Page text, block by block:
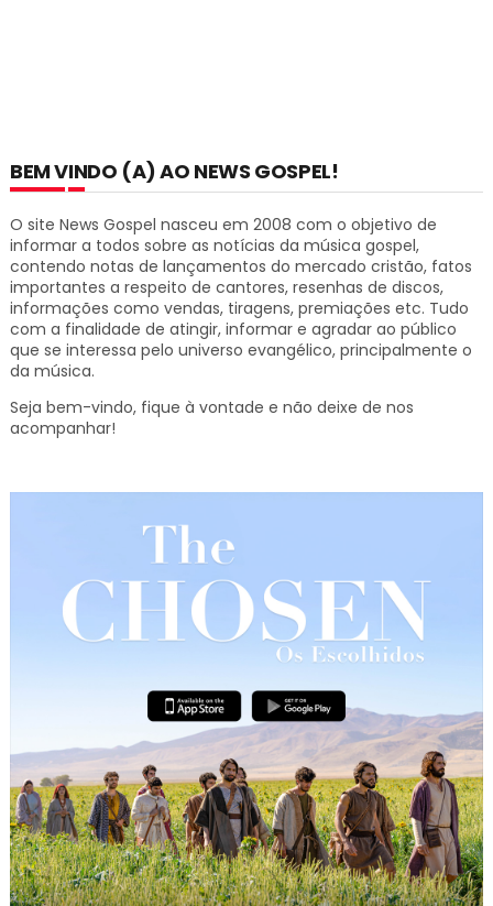
BEM VINDO (A) AO NEWS GOSPEL!
O site News Gospel nasceu em 2008 com o objetivo de
informar a todos sobre as notícias da música gospel,
contendo notas de lançamentos do mercado cristão, fatos
importantes a respeito de cantores, resenhas de discos,
informações como vendas, tiragens, premiações etc. Tudo
com a finalidade de atingir, informar e agradar ao público
que se interessa pelo universo evangélico, principalmente o
da música.
Seja bem-vindo, fique à vontade e não deixe de nos
acompanhar!